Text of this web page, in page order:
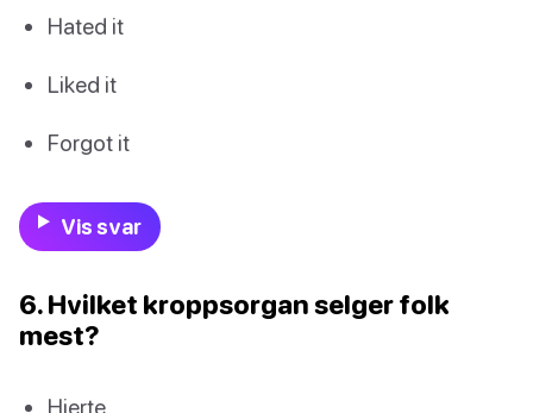
Hated it
Liked it
Forgot it
Vis svar
6. Hvilket kroppsorgan selger folk
mest?
Hjerte